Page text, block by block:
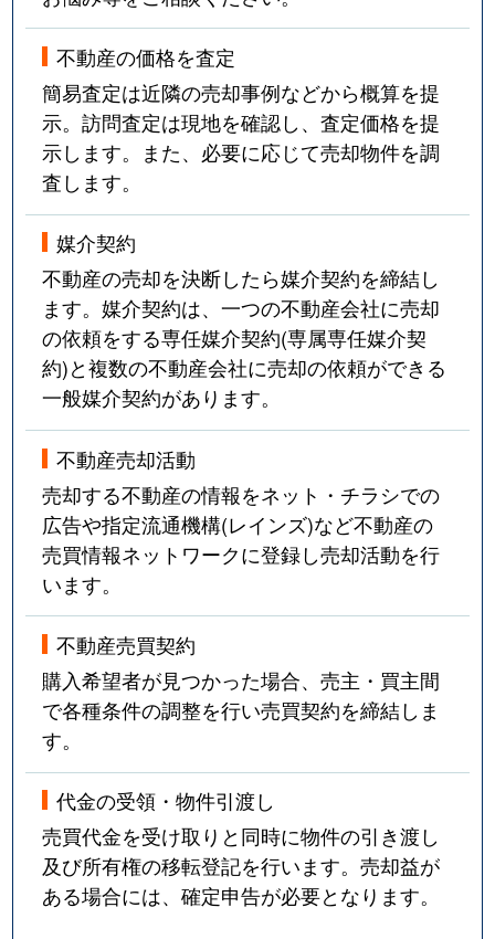
不動産の価格を査定
簡易査定は近隣の売却事例などから概算を提
示。訪問査定は現地を確認し、査定価格を提
示します。また、必要に応じて売却物件を調
査します。
媒介契約
不動産の売却を決断したら媒介契約を締結し
ます。媒介契約は、一つの不動産会社に売却
の依頼をする専任媒介契約(専属専任媒介契
約)と複数の不動産会社に売却の依頼ができる
一般媒介契約があります。
不動産売却活動
売却する不動産の情報をネット・チラシでの
広告や指定流通機構(レインズ)など不動産の
売買情報ネットワークに登録し売却活動を行
います。
不動産売買契約
購入希望者が見つかった場合、売主・買主間
で各種条件の調整を行い売買契約を締結しま
す。
代金の受領・物件引渡し
売買代金を受け取りと同時に物件の引き渡し
及び所有権の移転登記を行います。売却益が
ある場合には、確定申告が必要となります。